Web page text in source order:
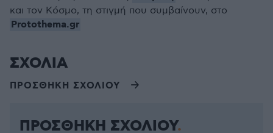
και τον Κόσμο, τη στιγμή που συμβαίνουν, στο
Protothema.gr
ΣΧΟΛΙΑ
ΠΡΟΣΘΗΚΗ ΣΧΟΛΙΟΥ
ΠΡΟΣΘΗΚΗ ΣΧΟΛΙΟΥ